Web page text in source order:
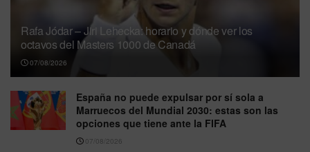
Rafa Jódar – Jiri Lehecka: horario y dónde ver los
octavos del Masters 1000 de Canadá
07/08/2026
España no puede expulsar por sí sola a
Marruecos del Mundial 2030: estas son las
opciones que tiene ante la FIFA
07/08/2026